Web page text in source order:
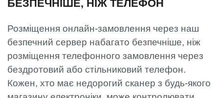
БЕЗПЕЧНІШЕ, НІЖ ТЕЛЕФОН
Розміщення онлайн-замовлення через наш
безпечний сервер набагато безпечніше, ніж
розміщення телефонного замовлення через
бездротовий або стільниковий телефон.
Кожен, хто має недорогий сканер з будь-якого